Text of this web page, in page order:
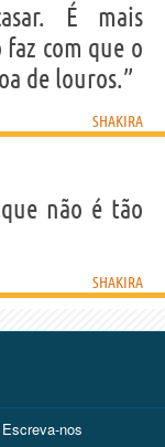
É mais
com que o
de louros.”
SHAKIRA
não é tão
SHAKIRA
Escreva-nos